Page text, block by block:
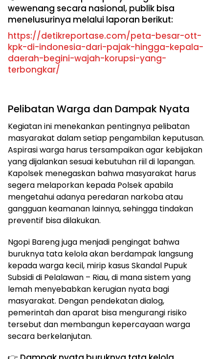
wewenang secara nasional, publik bisa
menelusurinya melalui laporan berikut:
https://detikreportase.com/peta-besar-ott-
kpk-di-indonesia-dari-pajak-hingga-kepala-
daerah-begini-wajah-korupsi-yang-
terbongkar/
Pelibatan Warga dan Dampak Nyata
Kegiatan ini menekankan pentingnya pelibatan
masyarakat dalam setiap pengambilan keputusan.
Aspirasi warga harus tersampaikan agar kebijakan
yang dijalankan sesuai kebutuhan riil di lapangan.
Kapolsek menegaskan bahwa masyarakat harus
segera melaporkan kepada Polsek apabila
mengetahui adanya peredaran narkoba atau
gangguan keamanan lainnya, sehingga tindakan
preventif bisa dilakukan.
Ngopi Bareng juga menjadi pengingat bahwa
buruknya tata kelola akan berdampak langsung
kepada warga kecil, mirip kasus Skandal Pupuk
Subsidi di Pelalawan – Riau, di mana sistem yang
lemah menyebabkan kerugian nyata bagi
masyarakat. Dengan pendekatan dialog,
pemerintah dan aparat bisa mengurangi risiko
tersebut dan membangun kepercayaan warga
secara berkelanjutan.